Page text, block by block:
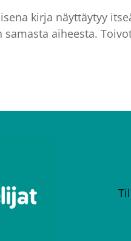
kirja näyttäytyy
aiheesta.